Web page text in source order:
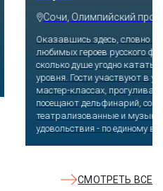
21
в сказку: встречаешь
получаешь возможность
аттракционах европейского
квестах и творческих
по тематическим землям,
атомариум,
постановки. И все эти
билету.
СМОТРЕТЬ ВСЕ